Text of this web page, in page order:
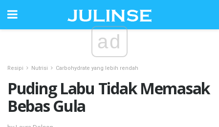
ad
Resipi Nutrisi Carbohydrate yang lebih rendah
Puding Labu Tidak Memasak
Bebas Gula